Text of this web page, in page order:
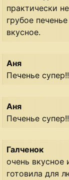
практически
грубое
вкусное.
Аня
Печенье
Аня
Печенье
Галченок
очень вкусное
готовила для